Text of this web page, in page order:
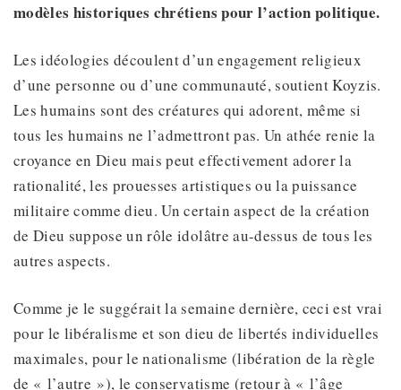
modèles historiques chrétiens pour l’action politique.
Les idéologies découlent d’un engagement religieux
d’une personne ou d’une communauté, soutient Koyzis.
Les humains sont des créatures qui adorent, même si
tous les humains ne l’admettront pas. Un athée renie la
croyance en Dieu mais peut effectivement adorer la
rationalité, les prouesses artistiques ou la puissance
militaire comme dieu. Un certain aspect de la création
de Dieu suppose un rôle idolâtre au-dessus de tous les
autres aspects.
Comme je le suggérait la semaine dernière, ceci est vrai
pour le libéralisme et son dieu de libertés individuelles
maximales, pour le nationalisme (libération de la règle
de « l’autre »), le conservatisme (retour à « l’âge